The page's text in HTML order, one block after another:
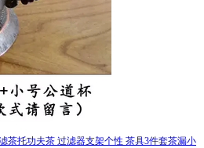
茶托功夫茶 过滤器支架个性 茶具3件套茶漏小